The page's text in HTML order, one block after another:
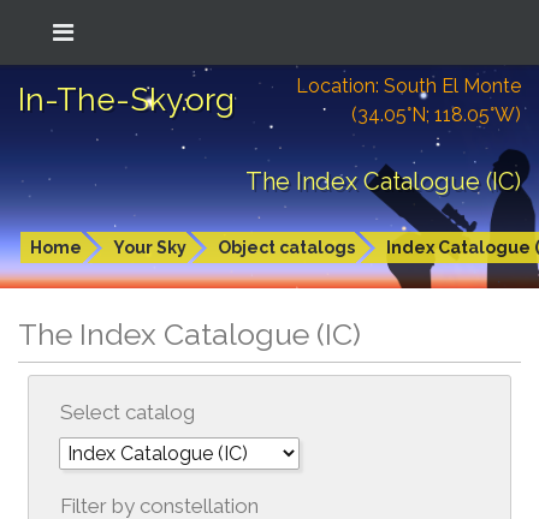
In-The-Sky.org
Location: South El Monte
(34.05°N; 118.05°W)
The Index Catalogue (IC)
Home Your Sky Object catalogs Index Catalogue
The Index Catalogue (IC)
Select catalog
Filter by constellation